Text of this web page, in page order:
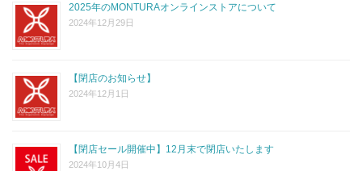
2025年のMONTURAオンラインストアについて
2024年12月29日
【閉店のお知らせ】
2024年12月1日
【閉店セール開催中】12月末で閉店いたします
2024年10月4日